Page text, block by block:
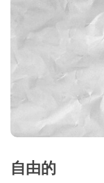
自由的